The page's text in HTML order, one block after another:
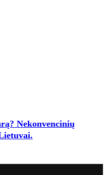
Nekonvencinių